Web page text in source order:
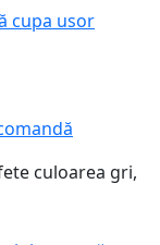
cupa usor